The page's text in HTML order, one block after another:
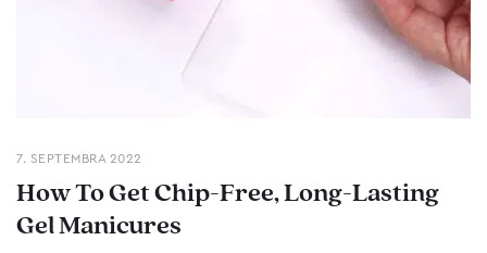
7. SEPTEMBRA 2022
How To Get Chip-Free, Long-Lasting
Gel Manicures